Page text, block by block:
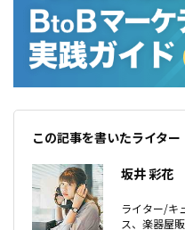
この記事を書いたライター
坂井 彩花
ライター/キ
ス、楽器屋